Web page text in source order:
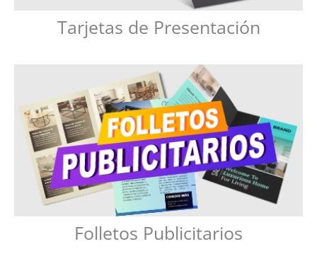
Tarjetas de Presentación
Folletos Publicitarios